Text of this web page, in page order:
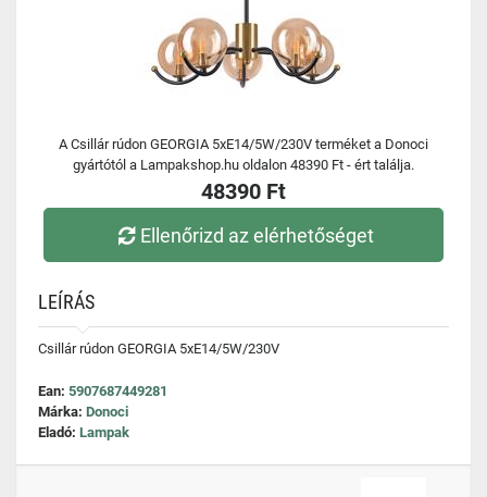
A Csillár rúdon GEORGIA 5xE14/5W/230V terméket a Donoci
gyártótól a Lampakshop.hu oldalon 48390 Ft - ért találja.
48390 Ft
Ellenőrizd az elérhetőséget
LEÍRÁS
Csillár rúdon GEORGIA 5xE14/5W/230V
Ean: 5907687449281
Márka: Donoci
Eladó: Lampak